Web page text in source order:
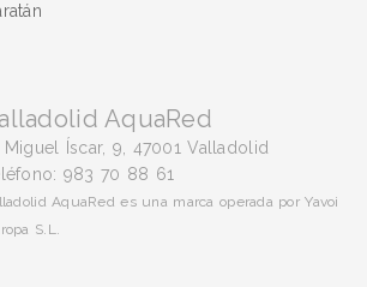
AquaRed
Miguel Íscar, 9, 47001 Valladolid
983 70 88 61
AquaRed es una marca operada por Yavoi
S.L.